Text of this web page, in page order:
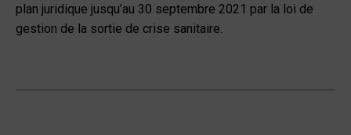
plan juridique jusqu’au 30 septembre 2021 par la loi de
gestion de la sortie de crise sanitaire.